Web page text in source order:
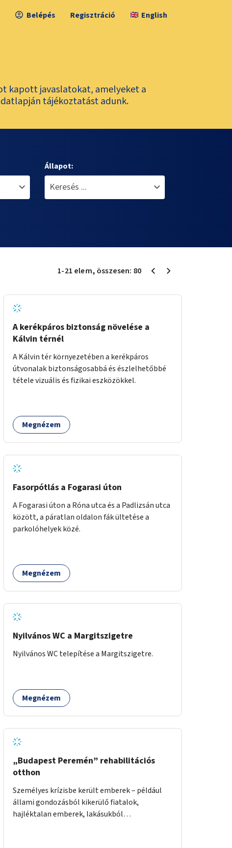
Belépés Regisztráció English
kapott javaslatokat, amelyeket a
tájékoztatást adunk.
Állapot:
1-21 elem, összesen: 80
A kerékpáros biztonság növelése a
Kálvin térnél
A Kálvin tér környezetében a kerékpáros
útvonalak biztonságosabbá és észlelhetőbbé
tétele vizuális és fizikai eszközökkel.
Megnézem
Fasorpótlás a Fogarasi úton
A Fogarasi úton a Róna utca és a Padlizsán utca
között, a páratlan oldalon fák ültetése a
parkolóhelyek közé.
Megnézem
Nyilvános WC a Margitszigetre
Nyilvános WC telepítése a Margitszigetre.
Megnézem
„Budapest Peremén” rehabilitációs
otthon
Személyes krízisbe került emberek – például
állami gondozásból kikerülő fiatalok,
hajléktalan emberek, lakásukból